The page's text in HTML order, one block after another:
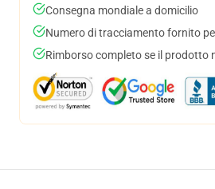
Consegna mondiale a domicilio
Numero di tracciamento fornito
Rimborso completo se il prodotto